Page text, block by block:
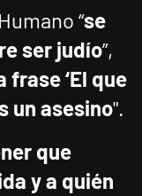
“se
ser judío”,
‘El que
un asesino".
que
y a quién